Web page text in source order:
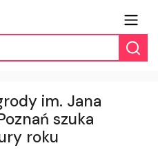
im. Jana
szuka
roku